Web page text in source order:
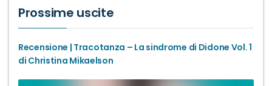
Prossime uscite
Recensione | Tracotanza – La sindrome di Didone Vol. 1
di Christina Mikaelson